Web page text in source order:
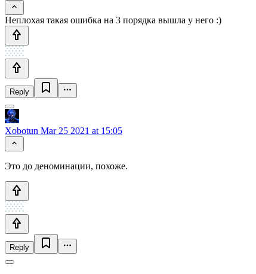
Неплохая такая ошибка на 3 порядка вышла у него :)
Reply
Xobotun Mar 25 2021 at 15:05
Это до деноминации, похоже.
Reply